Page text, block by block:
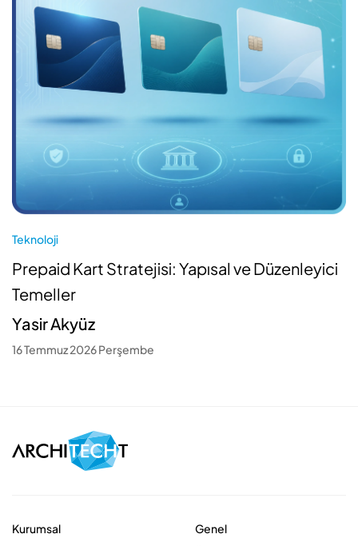
Teknoloji
Prepaid Kart Stratejisi: Yapısal ve Düzenleyici
Temeller
Yasir Akyüz
16 Temmuz 2026 Perşembe
Kurumsal
Genel